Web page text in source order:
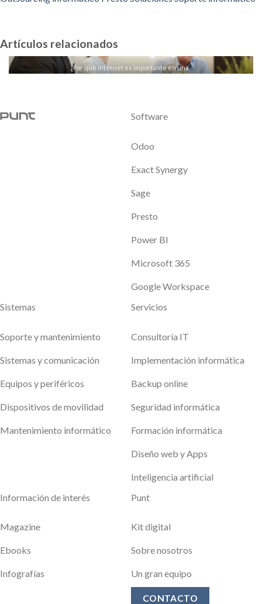
Artículos relacionados
¿Por qué internet es importante en una
Software
Odoo
Exact Synergy
Sage
Presto
Power BI
Microsoft 365
Google Workspace
Sistemas
Soporte y mantenimiento
Sistemas y comunicación
Equipos y periféricos
Dispositivos de movilidad
Mantenimiento informático
Servicios
Consultoría IT
Implementación informática
Backup online
Seguridad informática
Formación informática
Diseño web y Apps
Inteligencia artificial
Información de interés
Magazine
Ebooks
Infografías
Punt
Kit digital
Sobre nosotros
Un gran equipo
CONTACTO